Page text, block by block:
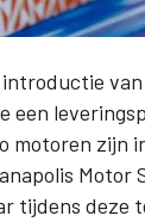
een
zijn
Motor
tijdens deze